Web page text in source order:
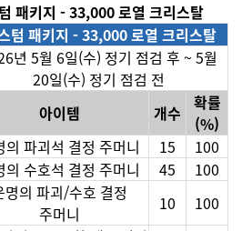
패키지 - 33,000 로열 크리스탈
텀 패키지 - 33,000 로열 크리스탈
년 5월 6일(수) 정기 점검 후 ~ 5월
20일(수) 정기 점검 전
아이템 개수
확률
(%)
의 파괴석 결정 주머니
15
100
의 수호석 결정 주머니
45
100
명의 파괴/수호 결정
주머니
10
100